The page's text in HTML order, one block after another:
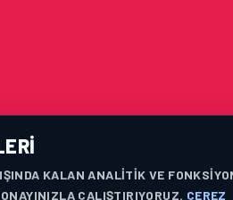
KALAN ANALITIK VE
ÇALIŞTIRIYORUZ. ÇEREZ